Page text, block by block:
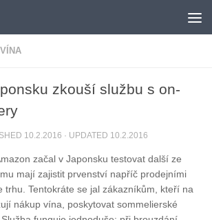
zkouší službu s on-
10.2.2016 · UPDATED 10.2.2016
začal v Japonsku testovat další ze
mají zajistit prvenství napříč prodejními
trhu. Tentokráte se jal zákazníkům, kteří na
nákup vína, poskytovat sommelierské